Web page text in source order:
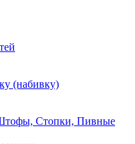
(набивку)
Стопки, Пивные